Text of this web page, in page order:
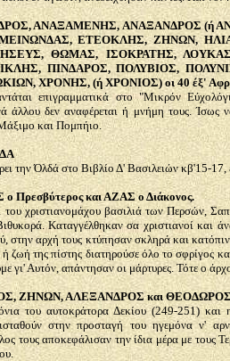
ΑΝΑΞΑΜΕΝΗΣ, ΑΝΑΞΑΝΔΡΟΣ (ή
ΕΤΕΟΚΛΗΣ, ΖΗΝΩΝ,
ΘΩΜΑΣ, ΙΣΟΚΡΑΤΗΣ,
ΠΙΝΔΑΡΟΣ, ΠΟΛΥΒΙΟΣ,
ΧΡΟΝΗΣ, (ή ΧΡΟΝΙΟΣ) οι 40 έξ'
επιγραμματικά στο "Μικρόν
άλλου δεν αναφέρεται ή μνήμη τους. Ίσως
και Πομπήιο.
την Όλδά στο Βιβλίο Δ' Βασιλειών κβ'15-17,
Πρεσβύτερος και ΑΖΑΣ ο Διάκονος.
του χριστιανομάχου βασιλιά των Περσών,
Καταγγέλθηκαν σα χριστιανοί και
στην αρχή τους κτύπησαν σκληρά και
ζωή της πίστης διατηρούσε όλο το σφρίγος
γι' Αυτόν, απάντησαν οι μάρτυρες. Τότε ο
ΖΗΝΩΝ, ΑΛΕΞΑΝΔΡΟΣ και
του αυτοκράτορα Δεκίου (249-251)
στην προσταγή του ηγεμόνα ν'
τους αποκεφάλισαν την ίδια μέρα με